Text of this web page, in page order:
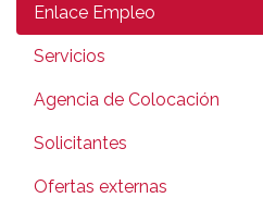
Enlace Empleo
Servicios
Agencia de Colocación
Solicitantes
Ofertas externas